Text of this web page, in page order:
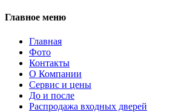
Главное меню
Главная
Фото
Контакты
О Компании
Сервис и цены
До и после
Распродажа входных дверей